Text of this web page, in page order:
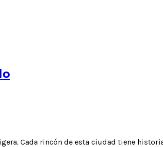
Cada rincón de esta ciudad tiene